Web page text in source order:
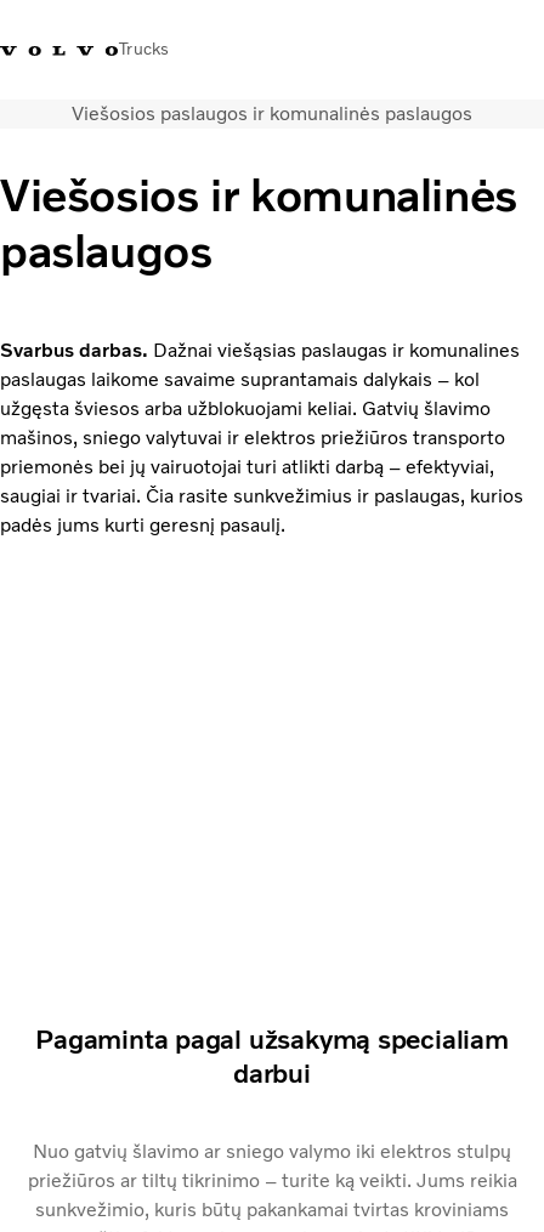
Trucks
+ 370 610 19991Volvo Trucks parduotuvėPrisijungtiLietuva
Transporto sprendimai
Sunkvežimiai
Paslaugos
Naujienos
Apie mus
Viešosios paslaugos ir komunalinės paslaugos
Viešosios ir komunalinės
paslaugos
Svarbus darbas. Dažnai viešąsias paslaugas ir komunalines
paslaugas laikome savaime suprantamais dalykais – kol
užgęsta šviesos arba užblokuojami keliai. Gatvių šlavimo
mašinos, sniego valytuvai ir elektros priežiūros transporto
priemonės bei jų vairuotojai turi atlikti darbą – efektyviai,
saugiai ir tvariai. Čia rasite sunkvežimius ir paslaugas, kurios
padės jums kurti geresnį pasaulį.
Pagaminta pagal užsakymą specialiam
darbui
Nuo gatvių šlavimo ar sniego valymo iki elektros stulpų
priežiūros ar tiltų tikrinimo – turite ką veikti. Jums reikia
sunkvežimio, kuris būtų pakankamai tvirtas kroviniams